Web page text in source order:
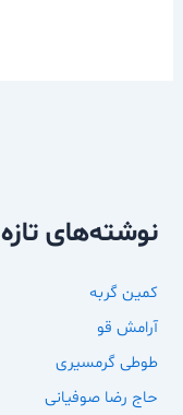
نوشته‌های تازه
کمین گربه
آرامش قو
طوطی گرمسیری
حاج رضا صوفیانی